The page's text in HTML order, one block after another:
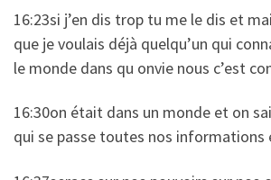
16:23si j’en dis trop tu me le dis et
que je voulais déjà quelqu’un qui
le monde dans qu onvie nous c’est
16:30on était dans un monde et on
qui se passe toutes nos informations